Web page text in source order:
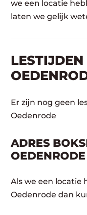
we een locatie
laten we gelijk
Er zijn nog geen
Oedenrode
ADRES
OEDENRODE
Als we een locatie
Oedenrode dan